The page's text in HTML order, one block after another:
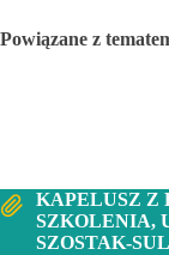
Powiązane z
KAPELUSZ Z
SZKOLENIA,
SZOSTAK-